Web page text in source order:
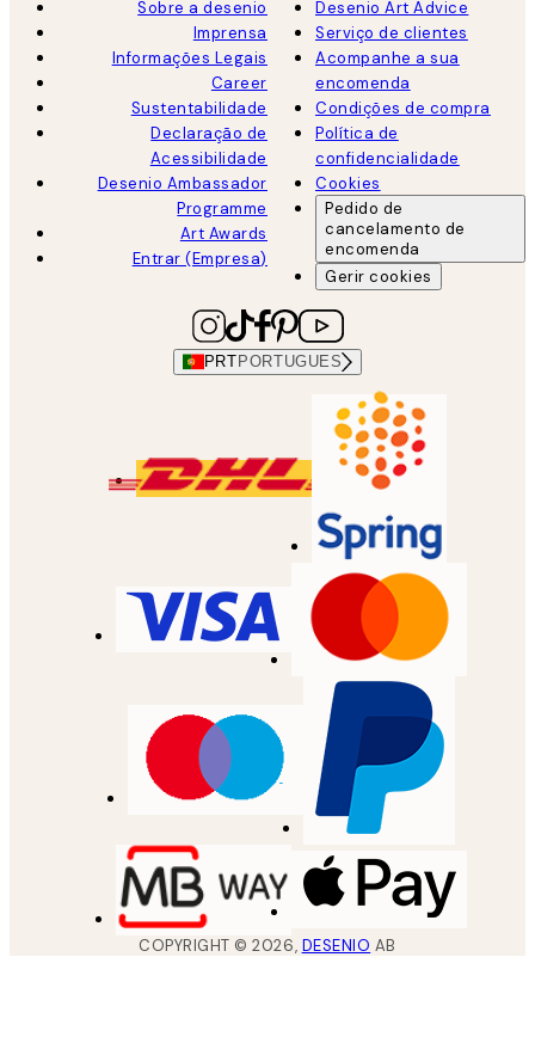
Sobre a desenio
Imprensa
Informações Legais
Career
Sustentabilidade
Declaração de
Acessibilidade
Desenio Ambassador
Programme
Art Awards
Entrar (Empresa)
Desenio Art Advice
Serviço de clientes
Acompanhe a sua
encomenda
Condições de compra
Política de
confidencialidade
Cookies
Pedido de
cancelamento de
encomenda
Gerir cookies
PRT PORTUGUES
COPYRIGHT ©2026, DESENIO AB